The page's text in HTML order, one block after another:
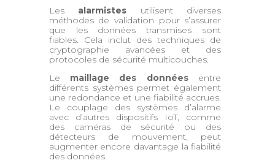
Les alarmistes utilisent diverses
méthodes de validation pour s’assurer
que les données transmises sont
fiables. Cela inclut des techniques de
cryptographie avancées et des
protocoles de sécurité multicouches.
Le maillage des donnéesentre
différents systèmes permet également
une redondance et une fiabilité accrues.
Le couplage des systèmes d’alarme
avec d’autres dispositifs IoT, comme
des caméras de sécurité ou des
détecteurs de mouvement, peut
augmenter encore davantage la fiabilité
des données.